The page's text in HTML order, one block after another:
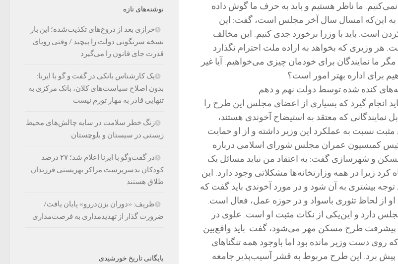
نمی‌کنیم. ما ناظر هستیم و باید به حرف ما گوش داده
به این‌که امسال سال آخر مجلس است، گفت: این
است. باید با وزرا برخورد جدی کنیم. این مخالف
وزیری که بخواهد به اراده ملت احترام نگذارد
ما نمایندگان برای خودمان چیزی می‌خواهیم.‌ آیا غیر
برای اداره بهتر امور است؟
کنده شده توسط دولت نهم و دهم
در حالی تا ۱۳ مهر باید انجام گیرد که بسیاری از اعضای مجلس این طرح را
که معتقد به استیضاح آخوندی هستند،
نسبت به عملکرد این وزیر داشته و از او حمایت
کمیسیون عمران مجلس شورای اسلامی درباره
و شهرسازی گفت: به اعتقاد من نباید مسائل یک
کرد زیرا در همه وزارتخانه‌ها مشکلاتی وجود دارد. این
بیشتری به آن شود و در مورد آخوندی باید گفت که
از لحاظ تئوری باسواد و در حوزه عمل، فعال است.
دارد و این‌یکی از نکات مثبت او است. علوی در
پیشرفت طرح مسکن مهر می‌شود، گفت: باید واقع‌بین
روی دست وزیر مانده بود اما باوجود همه تنگناهای
پیش برد. این طرح مربوط به قشر آسیب‌پذیر جامعه
نوشته‌های تازه
خرازی بعد از دروغ‌های تکذیب‌شده؛ این بار
نسخه سرنگونی دولت را پیچید / وقتی رویای
قدرت جای قانون را می‌گیرد
یک کارشناس بانکی در گفت و گو با ایرنا:
بدون اصلاح سیاست‌های کلان، بانک مرکزی به
تنهایی قادر به مهار تورم نیست
زنگ خطر سلامت در سایه چالش‌های محیط
زیستی در سیستان و بلوچستان
در گفت‌وگو با ایرنا اعلام شد؛ ۲۷ درصد
کودکان بدسرپرست مراکز بهزیستی فرزندان
طلاق هستند
ظریف: «دوران بزن‌دررو» پایان یافت/
ضرورت گذار از تهدیدمداری به فرصت‌مداری
بایگانی تاریخ خورشیدی